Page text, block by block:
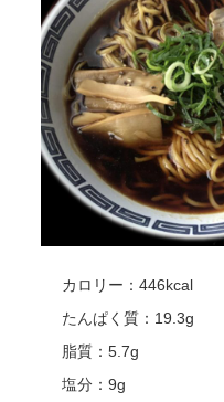
カロリー：446kcal
たんぱく質：19.3g
脂質：5.7g
塩分：9g